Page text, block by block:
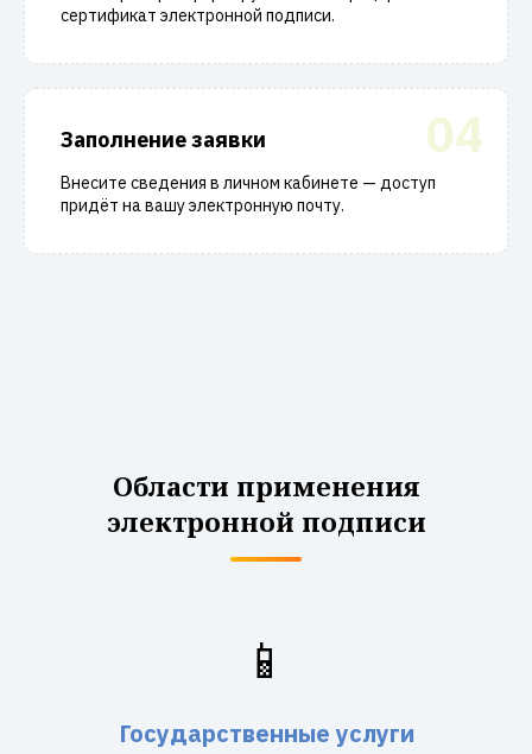
сертификат электронной подписи.
04
Заполнение заявки
Внесите сведения в личном кабинете — доступ
придёт на вашу электронную почту.
Области применения
электронной подписи
📱
Государственные услуги